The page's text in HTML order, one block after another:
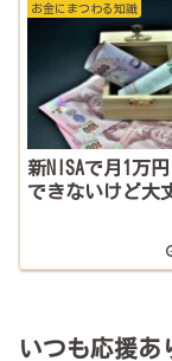
お金にまつわる知識
新NISAで月1万
できないけど大
いつも応援あ